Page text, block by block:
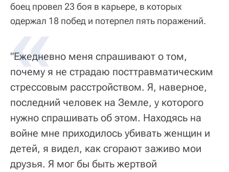
боец провел 23 боя в карьере, в которых
одержал 18 побед и потерпел пять поражений.
"Ежедневно меня спрашивают о том,
почему я не страдаю посттравматическим
стрессовым расстройством. Я, наверное,
последний человек на Земле, у которого
нужно спрашивать об этом. Находясь на
войне мне приходилось убивать женщин и
детей, я видел, как сгорают заживо мои
друзья. Я мог бы быть жертвой